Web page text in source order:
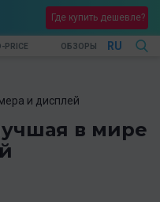
Где купить дешевле?
PRICE ОБЗОРЫ RU
и дисплей
в мире